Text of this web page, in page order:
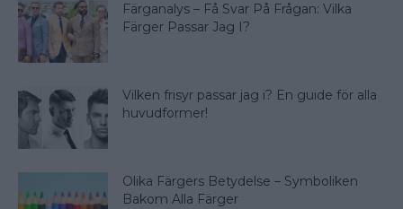
Färganalys – Få Svar På Frågan: Vilka
Färger Passar Jag I?
Vilken frisyr passar jag i? En guide för alla
huvudformer!
Olika Färgers Betydelse – Symboliken
Bakom Alla Färger